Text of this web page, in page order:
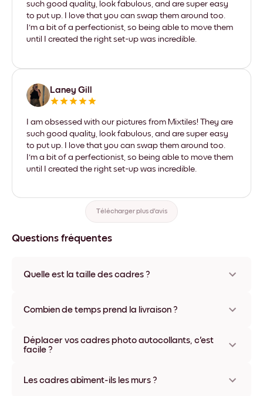
such good quality, look fabulous, and are super easy
to put up. I love that you can swap them around too.
I'm a bit of a perfectionist, so being able to move them
until I created the right set-up was incredible.
Laney Gill
I am obsessed with our pictures from Mixtiles! They are
such good quality, look fabulous, and are super easy
to put up. I love that you can swap them around too.
I'm a bit of a perfectionist, so being able to move them
until I created the right set-up was incredible.
Télécharger plus d'avis
Questions fréquentes
Quelle est la taille des cadres ?
matériaux et coloris disponibles, y compris sans cadre ou en
Combien de temps prend la livraison ?
généralement une semaine. Livraison express possible dans
certains pays. Un numéro de suivi accompagne chaque
Déplacer vos cadres photo autocollants, c'est
facile ?
l'infini, sans abîmer vos murs.
Les cadres abîment-ils les murs ?